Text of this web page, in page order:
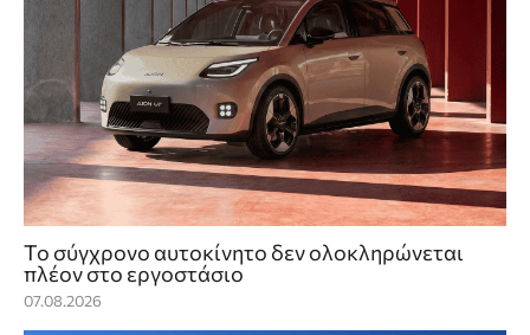
Το σύγχρονο αυτοκίνητο δεν ολοκληρώνεται
πλέον στο εργοστάσιο
07.08.2026